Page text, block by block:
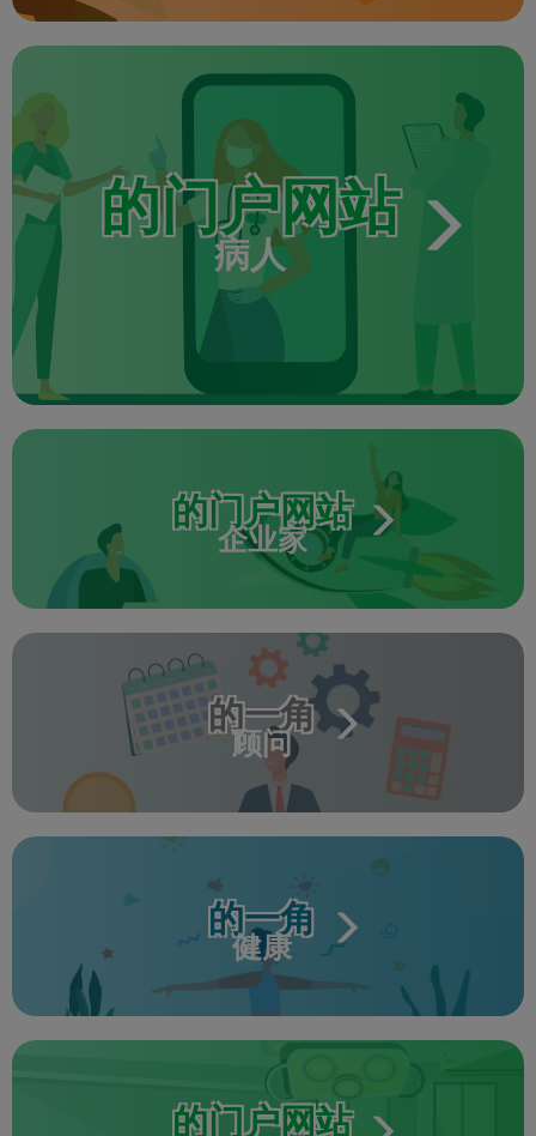
的门户网站
病人
的门户网站
企业家
的一角
顾问
的一角
健康
的门户网站